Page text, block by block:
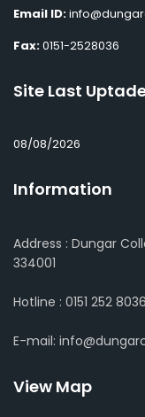
Email ID:
Fax:0151-2528036
Site Last
08/08/2026
Information
Address : Dungar
334001
Hotline : 0151 252 8036
E-mail:
View Map